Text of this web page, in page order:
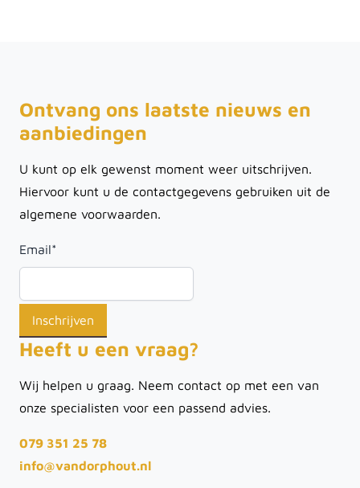
Ontvang ons laatste nieuws en
aanbiedingen
U kunt op elk gewenst moment weer uitschrijven.
Hiervoor kunt u de contactgegevens gebruiken uit de
algemene voorwaarden.
Email*
Heeft u een vraag?
Wij helpen u graag. Neem contact op met een van
onze specialisten voor een passend advies.
079 351 25 78
info@vandorphout.nl